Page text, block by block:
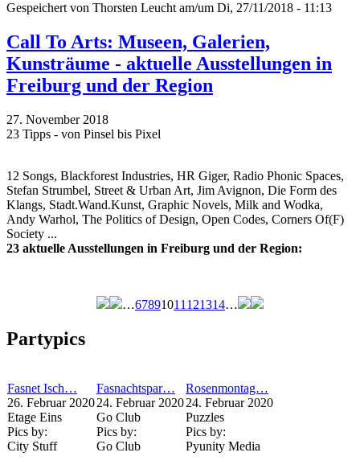
Gespeichert von Thorsten Leucht am/um Di, 27/11/2018 - 11:13
Call To Arts: Museen, Galerien,
Kunsträume - aktuelle Ausstellungen in
Freiburg und der Region
27. November 2018
23 Tipps - von Pinsel bis Pixel
12 Songs, Blackforest Industries, HR Giger, Radio Phonic Spaces,
Stefan Strumbel, Street & Urban Art, Jim Avignon, Die Form des
Klangs, Stadt.Wand.Kunst, Graphic Novels, Milk and Wodka,
Andy Warhol, The Politics of Design, Open Codes, Corners Of(F)
Society ...
23 aktuelle Ausstellungen in Freiburg und der Region:
…67891011 121314…
Partypics
Fasnet Isch…
26. Februar 2020
Etage Eins
Pics by:
City Stuff
Fasnachtspar…
24. Februar 2020
Go Club
Pics by:
Go Club
Rosenmontag…
24. Februar 2020
Puzzles
Pics by:
Pyunity Media